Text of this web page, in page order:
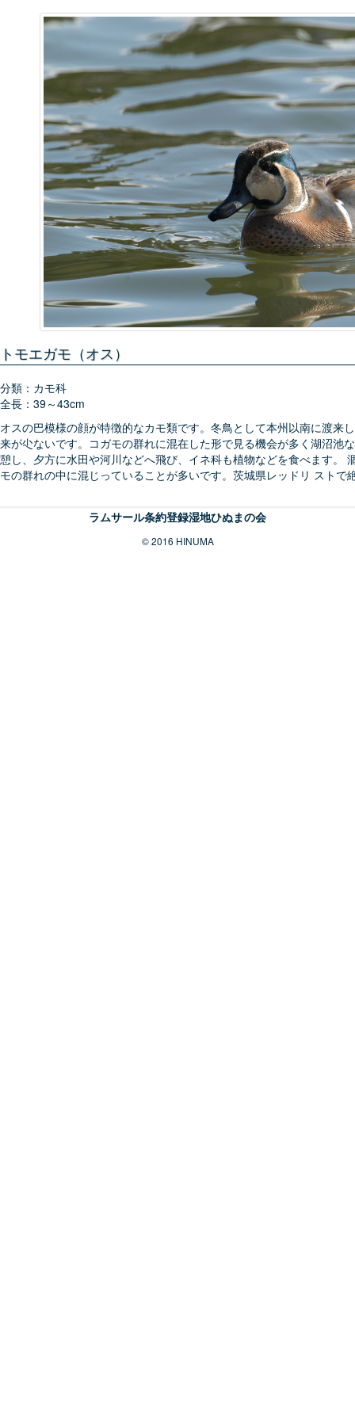
トモエガモ（オス）
分類：カモ科
全長：39～43cm
オスの巴模様の顔が特徴的なカモ類です。冬鳥として本州以南に渡来
来が尐ないです。コガモの群れに混在した形で見る機会が多く湖沼池
憩し、夕方に水田や河川などへ飛び、イネ科も植物などを食べます。
モの群れの中に混じっていることが多いです。茨城県レッドリ スト
ラムサール条約登録湿地ひぬまの会
© 2016 HINUMA